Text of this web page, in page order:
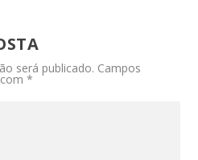
será publicado. Campos
com*